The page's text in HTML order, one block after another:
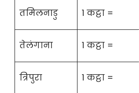
तमिलनाडु 1 कट्ठा =
तेलंगाना 1 कट्ठा =
त्रिपुरा 1 कट्ठा =